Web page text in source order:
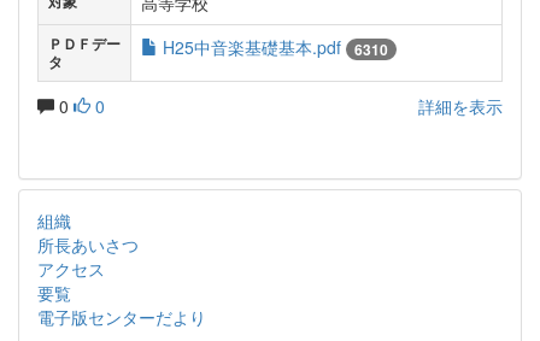
ＰＤＦデー
タ
H25中音楽基礎基本.pdf 6310
0 0 詳細を表示
組織
所長あいさつ
アクセス
要覧
電子版センターだより